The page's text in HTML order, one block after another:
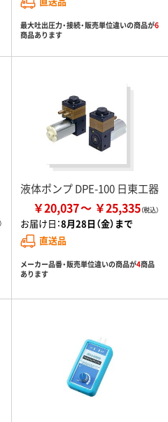
最大吐出圧力・接続・販売単位違いの商品が6
商品あります
液体ポンプ DPE-100 日東工器
￥20,037 ￥25,335
お届け日：8月28日（金）まで
直送品
メーカー品番・販売単位違いの商品が4商品
あります